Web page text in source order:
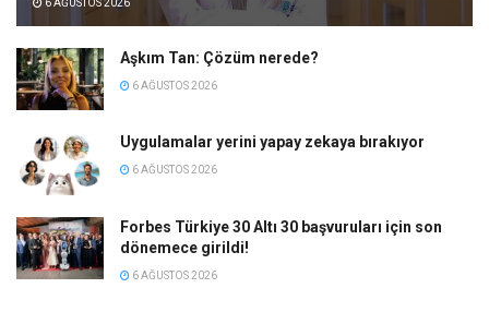
6 AĞUSTOS 2026
Aşkım Tan: Çözüm nerede?
6 AĞUSTOS 2026
Uygulamalar yerini yapay zekaya bırakıyor
6 AĞUSTOS 2026
Forbes Türkiye 30 Altı 30 başvuruları için son
dönemece girildi!
6 AĞUSTOS 2026